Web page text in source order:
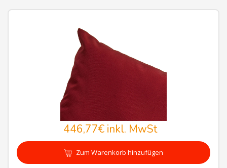
446,77€inkl. MwSt
Zum Warenkorb hinzufügen